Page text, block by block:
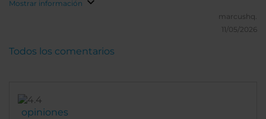
Mostrar información
marcushq.
11/05/2026
opiniones
Todos los comentarios